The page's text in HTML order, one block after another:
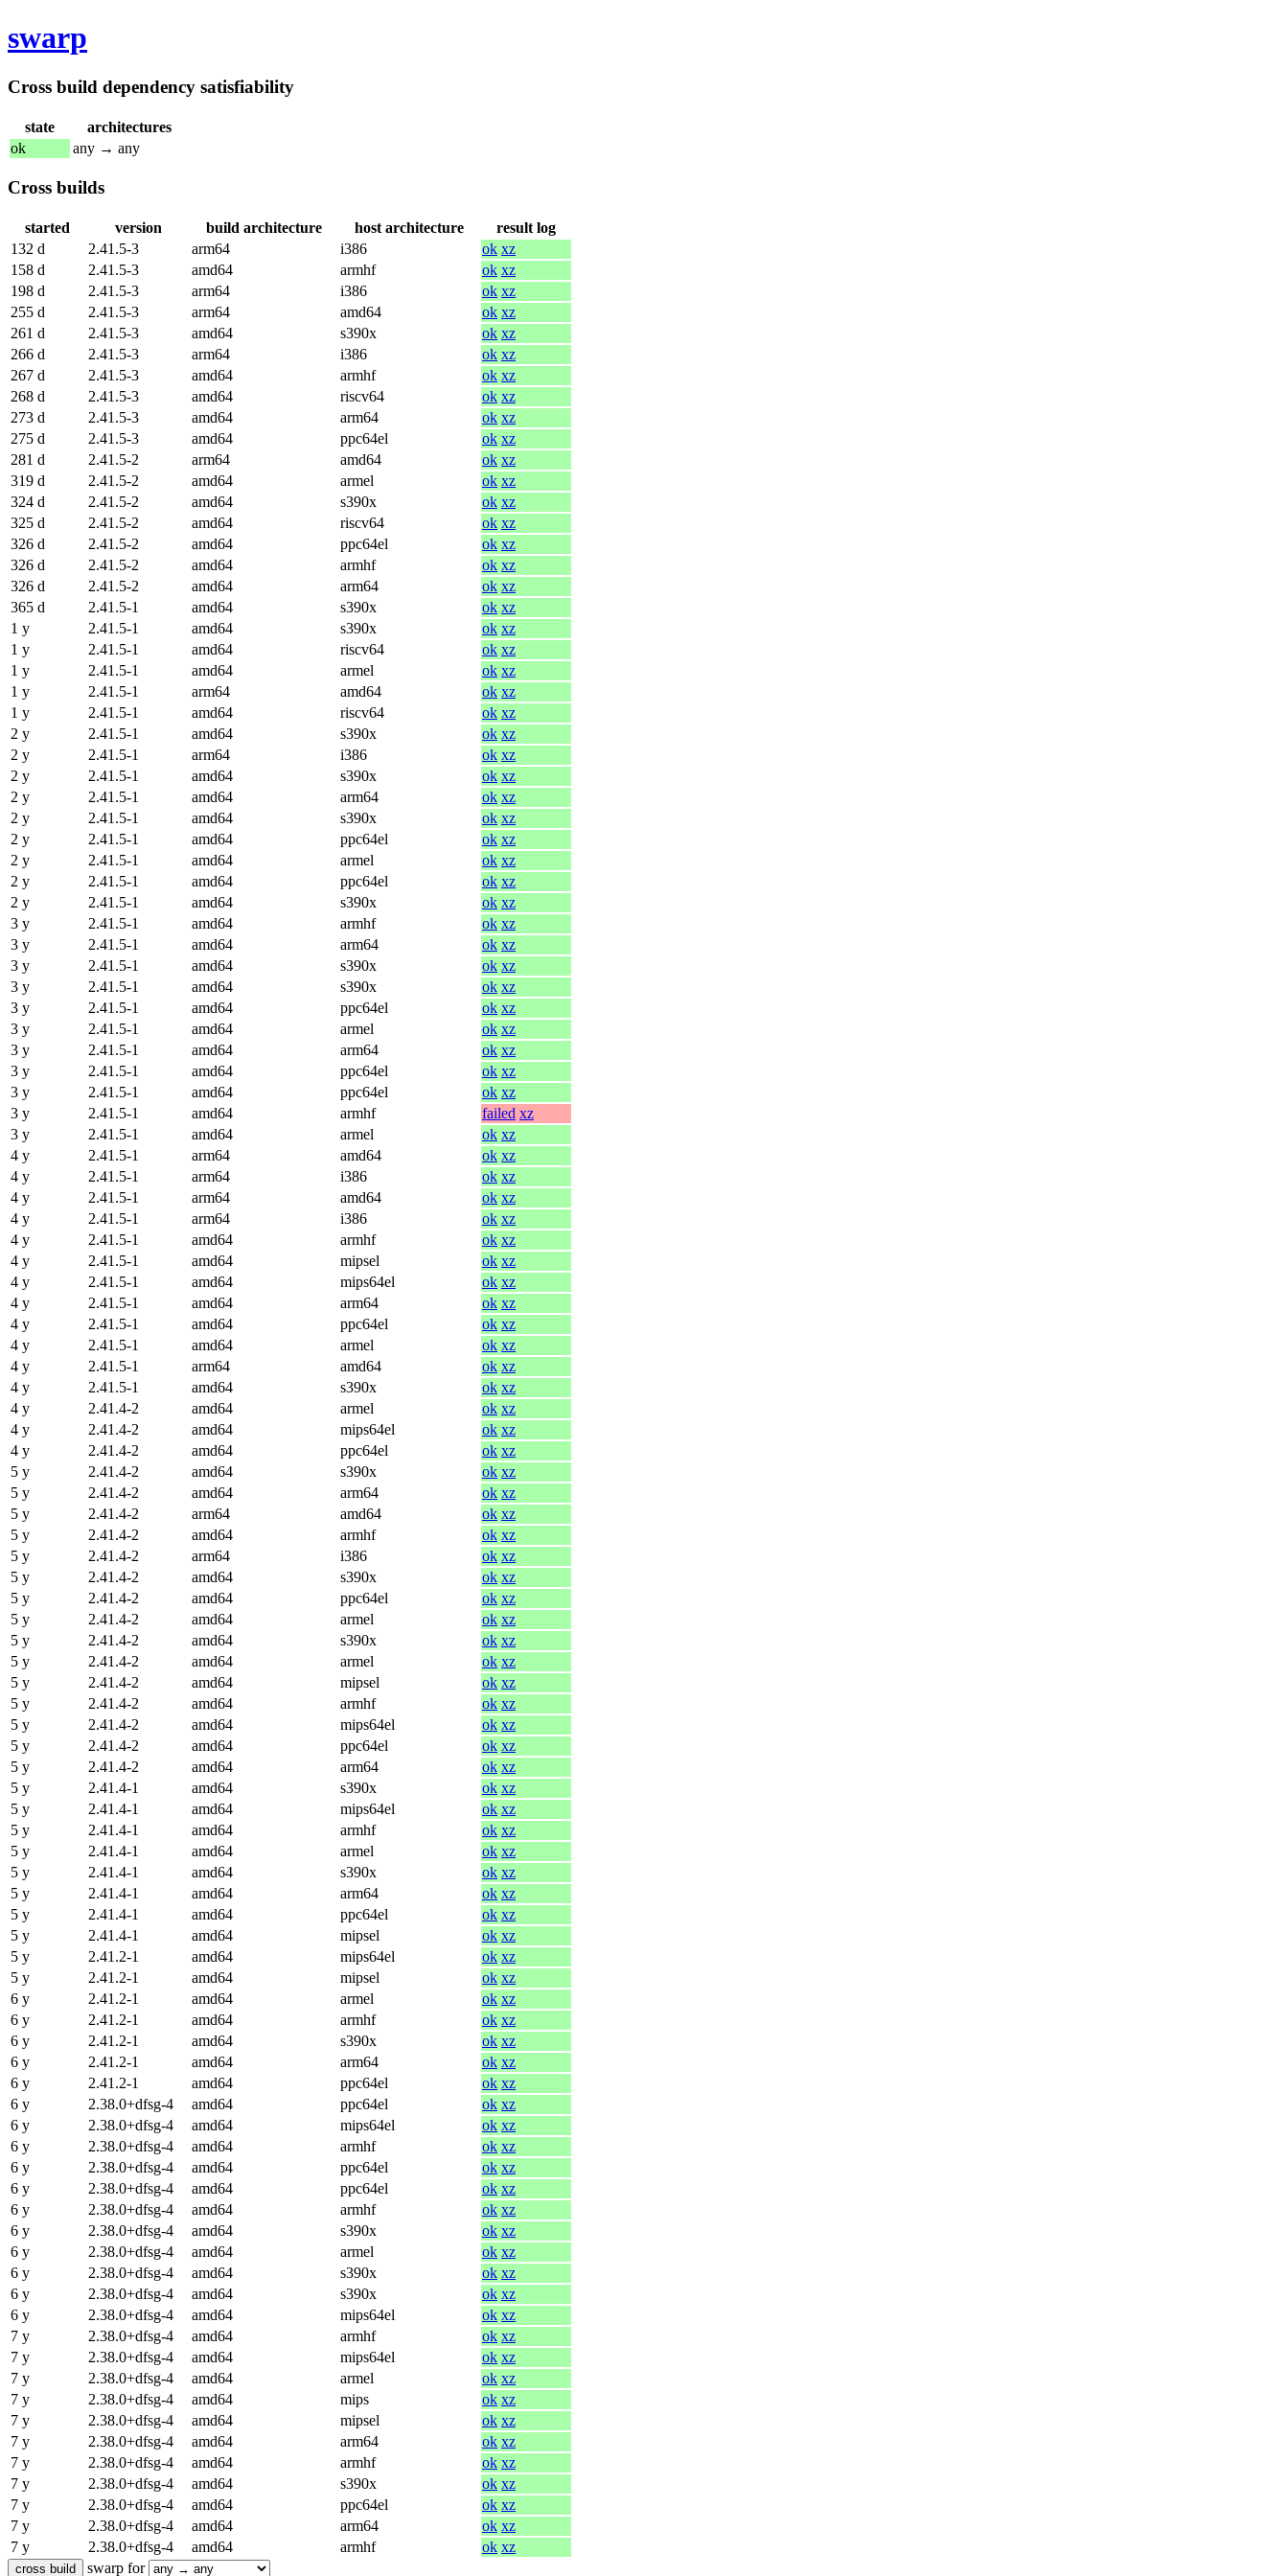
swarp
Cross build dependency satisfiability
state
architectures
ok
any → any
Cross builds
started version build architecture host architecture
result log
132 d
2.41.5-3 arm64 i386 ok xz
158 d
2.41.5-3 amd64 armhf ok xz
198 d
2.41.5-3 arm64 i386 ok xz
255 d
2.41.5-3 arm64 amd64 ok xz
261 d
2.41.5-3 amd64 s390x ok xz
266 d
2.41.5-3 arm64 i386 ok xz
267 d
2.41.5-3 amd64 armhf ok xz
268 d
2.41.5-3 amd64 riscv64 ok xz
273 d
2.41.5-3 amd64 arm64 ok xz
275 d
2.41.5-3 amd64 ppc64el ok xz
281 d
2.41.5-2 arm64 amd64 ok xz
319 d
2.41.5-2 amd64 armel ok xz
324 d
2.41.5-2 amd64 s390x ok xz
325 d
2.41.5-2 amd64 riscv64 ok xz
326 d
2.41.5-2 amd64 ppc64el ok xz
326 d
2.41.5-2 amd64 armhf ok xz
326 d
2.41.5-2 amd64 arm64 ok xz
365 d
2.41.5-1 amd64 s390x ok xz
1 y
2.41.5-1 amd64 s390x ok xz
1 y
2.41.5-1 amd64 riscv64 ok xz
1 y
2.41.5-1 amd64 armel ok xz
1 y
2.41.5-1 arm64 amd64 ok xz
1 y
2.41.5-1 amd64 riscv64 ok xz
2 y
2.41.5-1 amd64 s390x ok xz
2 y
2.41.5-1 arm64 i386 ok xz
2 y
2.41.5-1 amd64 s390x ok xz
2 y
2.41.5-1 amd64 arm64 ok xz
2 y
2.41.5-1 amd64 s390x ok xz
2 y
2.41.5-1 amd64 ppc64el ok xz
2 y
2.41.5-1 amd64 armel ok xz
2 y
2.41.5-1 amd64 ppc64el ok xz
2 y
2.41.5-1 amd64 s390x ok xz
3 y
2.41.5-1 amd64 armhf ok xz
3 y
2.41.5-1 amd64 arm64 ok xz
3 y
2.41.5-1 amd64 s390x ok xz
3 y
2.41.5-1 amd64 s390x ok xz
3 y
2.41.5-1 amd64 ppc64el ok xz
3 y
2.41.5-1 amd64 armel ok xz
3 y
2.41.5-1 amd64 arm64 ok xz
3 y
2.41.5-1 amd64 ppc64el ok xz
3 y
2.41.5-1 amd64 ppc64el ok xz
3 y
2.41.5-1 amd64 armhf failed xz
3 y
2.41.5-1 amd64 armel ok xz
4 y
2.41.5-1 arm64 amd64 ok xz
4 y
2.41.5-1 arm64 i386 ok xz
4 y
2.41.5-1 arm64 amd64 ok xz
4 y
2.41.5-1 arm64 i386 ok xz
4 y
2.41.5-1 amd64 armhf ok xz
4 y
2.41.5-1 amd64 mipsel ok xz
4 y
2.41.5-1 amd64 mips64el ok xz
4 y
2.41.5-1 amd64 arm64 ok xz
4 y
2.41.5-1 amd64 ppc64el ok xz
4 y
2.41.5-1 amd64 armel ok xz
4 y
2.41.5-1 arm64 amd64 ok xz
4 y
2.41.5-1 amd64 s390x ok xz
4 y
2.41.4-2 amd64 armel ok xz
4 y
2.41.4-2 amd64 mips64el ok xz
4 y
2.41.4-2 amd64 ppc64el ok xz
5 y
2.41.4-2 amd64 s390x ok xz
5 y
2.41.4-2 amd64 arm64 ok xz
5 y
2.41.4-2 arm64 amd64 ok xz
5 y
2.41.4-2 amd64 armhf ok xz
5 y
2.41.4-2 arm64 i386 ok xz
5 y
2.41.4-2 amd64 s390x ok xz
5 y
2.41.4-2 amd64 ppc64el ok xz
5 y
2.41.4-2 amd64 armel ok xz
5 y
2.41.4-2 amd64 s390x ok xz
5 y
2.41.4-2 amd64 armel ok xz
5 y
2.41.4-2 amd64 mipsel ok xz
5 y
2.41.4-2 amd64 armhf ok xz
5 y
2.41.4-2 amd64 mips64el ok xz
5 y
2.41.4-2 amd64 ppc64el ok xz
5 y
2.41.4-2 amd64 arm64 ok xz
5 y
2.41.4-1 amd64 s390x ok xz
5 y
2.41.4-1 amd64 mips64el ok xz
5 y
2.41.4-1 amd64 armhf ok xz
5 y
2.41.4-1 amd64 armel ok xz
5 y
2.41.4-1 amd64 s390x ok xz
5 y
2.41.4-1 amd64 arm64 ok xz
5 y
2.41.4-1 amd64 ppc64el ok xz
5 y
2.41.4-1 amd64 mipsel ok xz
5 y
2.41.2-1 amd64 mips64el ok xz
5 y
2.41.2-1 amd64 mipsel ok xz
6 y
2.41.2-1 amd64 armel ok xz
6 y
2.41.2-1 amd64 armhf ok xz
6 y
2.41.2-1 amd64 s390x ok xz
6 y
2.41.2-1 amd64 arm64 ok xz
6 y
2.41.2-1 amd64 ppc64el ok xz
6 y
2.38.0+dfsg-4 amd64 ppc64el ok xz
6 y
2.38.0+dfsg-4 amd64 mips64el ok xz
6 y
2.38.0+dfsg-4 amd64 armhf ok xz
6 y
2.38.0+dfsg-4 amd64 ppc64el ok xz
6 y
2.38.0+dfsg-4 amd64 ppc64el ok xz
6 y
2.38.0+dfsg-4 amd64 armhf ok xz
6 y
2.38.0+dfsg-4 amd64 s390x ok xz
6 y
2.38.0+dfsg-4 amd64 armel ok xz
6 y
2.38.0+dfsg-4 amd64 s390x ok xz
6 y
2.38.0+dfsg-4 amd64 s390x ok xz
6 y
2.38.0+dfsg-4 amd64 mips64el ok xz
7 y
2.38.0+dfsg-4 amd64 armhf ok xz
7 y
2.38.0+dfsg-4 amd64 mips64el ok xz
7 y
2.38.0+dfsg-4 amd64 armel ok xz
7 y
2.38.0+dfsg-4 amd64 mips ok xz
7 y
2.38.0+dfsg-4 amd64 mipsel ok xz
7 y
2.38.0+dfsg-4 amd64 arm64 ok xz
7 y
2.38.0+dfsg-4 amd64 armhf ok xz
7 y
2.38.0+dfsg-4 amd64 s390x ok xz
7 y
2.38.0+dfsg-4 amd64 ppc64el ok xz
7 y
2.38.0+dfsg-4 amd64 arm64 ok xz
7 y
2.38.0+dfsg-4 amd64 armhf ok xz
swarp for